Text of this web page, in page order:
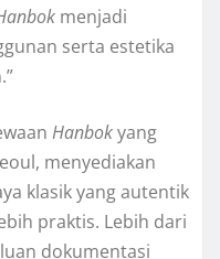
menjadi
serta estetika
Hanbokyang
menyediakan
klasik yang autentik
praktis. Lebih dari
dokumentasi